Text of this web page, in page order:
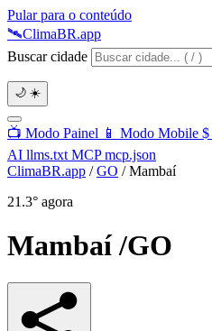
Pular para o conteúdo
🛰️ClimaBR.app
Buscar cidade
🌙 ☀️
📺 Modo Painel 📱 Modo Mobile $
AI llms.txt MCPmcp.json
ClimaBR.app / GO / Mambaí
21.3° agora
Mambaí/GO